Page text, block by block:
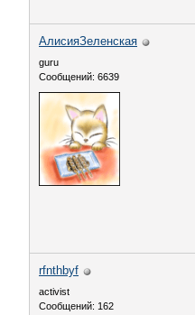
АлисияЗеленская
guru
Сообщений: 6639
rfnthbyf
activist
Сообщений: 162